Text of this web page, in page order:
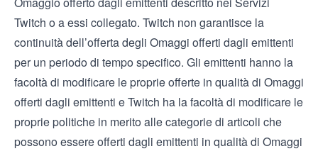
Twitch o a essi collegato. Twitch non garantisce la
continuità dell’offerta degli Omaggi offerti dagli emittenti
per un periodo di tempo specifico. Gli emittenti hanno la
facoltà di modificare le proprie offerte in qualità di Omaggi
offerti dagli emittenti e Twitch ha la facoltà di modificare le
proprie politiche in merito alle categorie di articoli che
possono essere offerti dagli emittenti in qualità di Omaggi